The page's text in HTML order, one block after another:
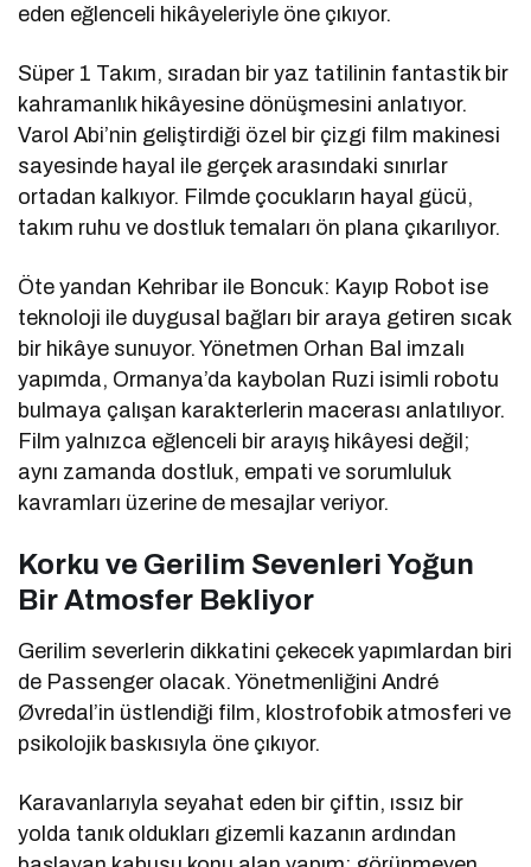
eden eğlenceli hikâyeleriyle öne çıkıyor.
Süper 1 Takım, sıradan bir yaz tatilinin fantastik bir
kahramanlık hikâyesine dönüşmesini anlatıyor.
Varol Abi’nin geliştirdiği özel bir çizgi film makinesi
sayesinde hayal ile gerçek arasındaki sınırlar
ortadan kalkıyor. Filmde çocukların hayal gücü,
takım ruhu ve dostluk temaları ön plana çıkarılıyor.
Öte yandan Kehribar ile Boncuk: Kayıp Robot ise
teknoloji ile duygusal bağları bir araya getiren sıcak
bir hikâye sunuyor. Yönetmen Orhan Bal imzalı
yapımda, Ormanya’da kaybolan Ruzi isimli robotu
bulmaya çalışan karakterlerin macerası anlatılıyor.
Film yalnızca eğlenceli bir arayış hikâyesi değil;
aynı zamanda dostluk, empati ve sorumluluk
kavramları üzerine de mesajlar veriyor.
Korku ve Gerilim Sevenleri Yoğun
Bir Atmosfer Bekliyor
Gerilim severlerin dikkatini çekecek yapımlardan biri
de Passenger olacak. YönetmenliğiniAndré
Øvredal’in üstlendiği film, klostrofobik atmosferi ve
psikolojik baskısıyla öne çıkıyor.
Karavanlarıyla seyahat eden bir çiftin, ıssız bir
yolda tanık oldukları gizemli kazanın ardından